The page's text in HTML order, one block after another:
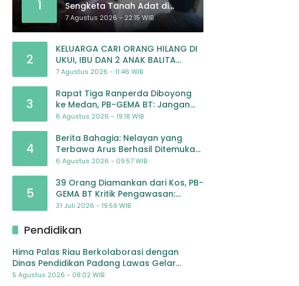
1
Sengketa Tanah Adat di
Lingkar Proyek Strategis
Nasional Memasuki Babak
7 Agustus 2026 - 22:15 WIB
2
KELUARGA CARI ORANG HILANG DI
UKUI, IBU DAN 2 ANAK BALITA
BELUM PULANG SEJAK 20 JULI 2026
7 Agustus 2026 - 11:46 WIB
3
Rapat Tiga Ranperda Diboyong
ke Medan, PB-GEMA BT: Jangan
Jadikan APBD Ladang
6 Agustus 2026 - 19:18 WIB
4
Berita Bahagia: Nelayan yang
Terbawa Arus Berhasil Ditemukan
Dalam Keadaan Selamat
6 Agustus 2026 - 09:57 WIB
5
39 Orang Diamankan dari Kos, PB-
GEMA BT Kritik Pengawasan:
Jangan Tunggu Masyarakat
31 Juli 2026 - 19:59 WIB
Pendidikan
Hima Palas Riau Berkolaborasi dengan
Dinas Pendidikan Padang Lawas Gelar
Pelatihan OSIS SMP se-Kabupaten Padang
5 Agustus 2026 - 08:02 WIB